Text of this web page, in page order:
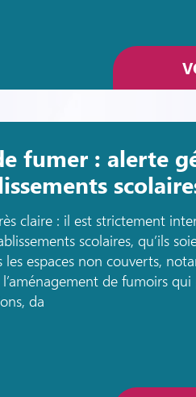
fumer : alerte
claire : il est strictement
scolaires, qu’ils
les espaces non couverts,
de fumoirs
da